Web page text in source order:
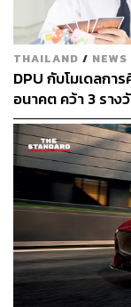
และอีกหนึ่งงานส
Taichung World
ไม่กี่เดือนข้างหน้า
ถึงเมษายน 2019)
งาน 2018
จง ซึ่งเป็นเมืองที่
พื้นที่กว่า
ใหญ่เป็น 3 เท่าขอ
THAILAND / NEWS
DPU กับโมเดลกา
อนาคต คว้า 3 ราง